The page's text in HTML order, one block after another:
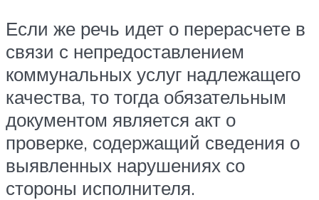
Если же речь идет о перерасчете в
связи с непредоставлением
коммунальных услуг надлежащего
качества, то тогда обязательным
документом является акт о
проверке, содержащий сведения о
выявленных нарушениях со
стороны исполнителя.